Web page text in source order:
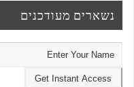
נשארים מעודכנים